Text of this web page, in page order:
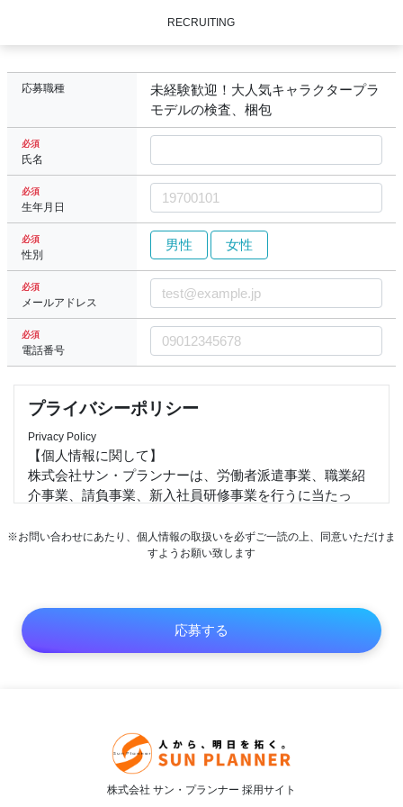
RECRUITING
応募職種
未経験歓迎！大人気キャラクタープラ
モデルの検査、梱包
必須
氏名
必須
生年月日
必須
性別
男性 女性
必須
メールアドレス
必須
電話番号
プライバシーポリシー
Privacy Policy
【個人情報に関して】
株式会社サン・プランナーは、労働者派遣事業、職業紹
介事業、請負事業、新入社員研修事業を行うに当たっ
定個人情報等を保護することは重大な社会的責任と認識
します。以下の通り個人情報及び特定個人情報保護方針
1）個人情報及び特定個人情報等は、受託した業務並びに
従業者の雇用・人事管理上必要な範囲に限定して適切な
手段で取得、提供します。また、特定された利用目的の
は個人情報の紛失、破壊、改ざん及び漏えいなどのリス
クに関して教育、監査、改善を通して合理的な安全対策
を講じ、個人情報及び特定個人情報保護体制を継続的に
向上します。
※お問い合わせにあたり、個人情報の取扱いを必ずご一読の上、同意いただけま
すようお願い致します
株式会社 サン・プランナー 採用サイト